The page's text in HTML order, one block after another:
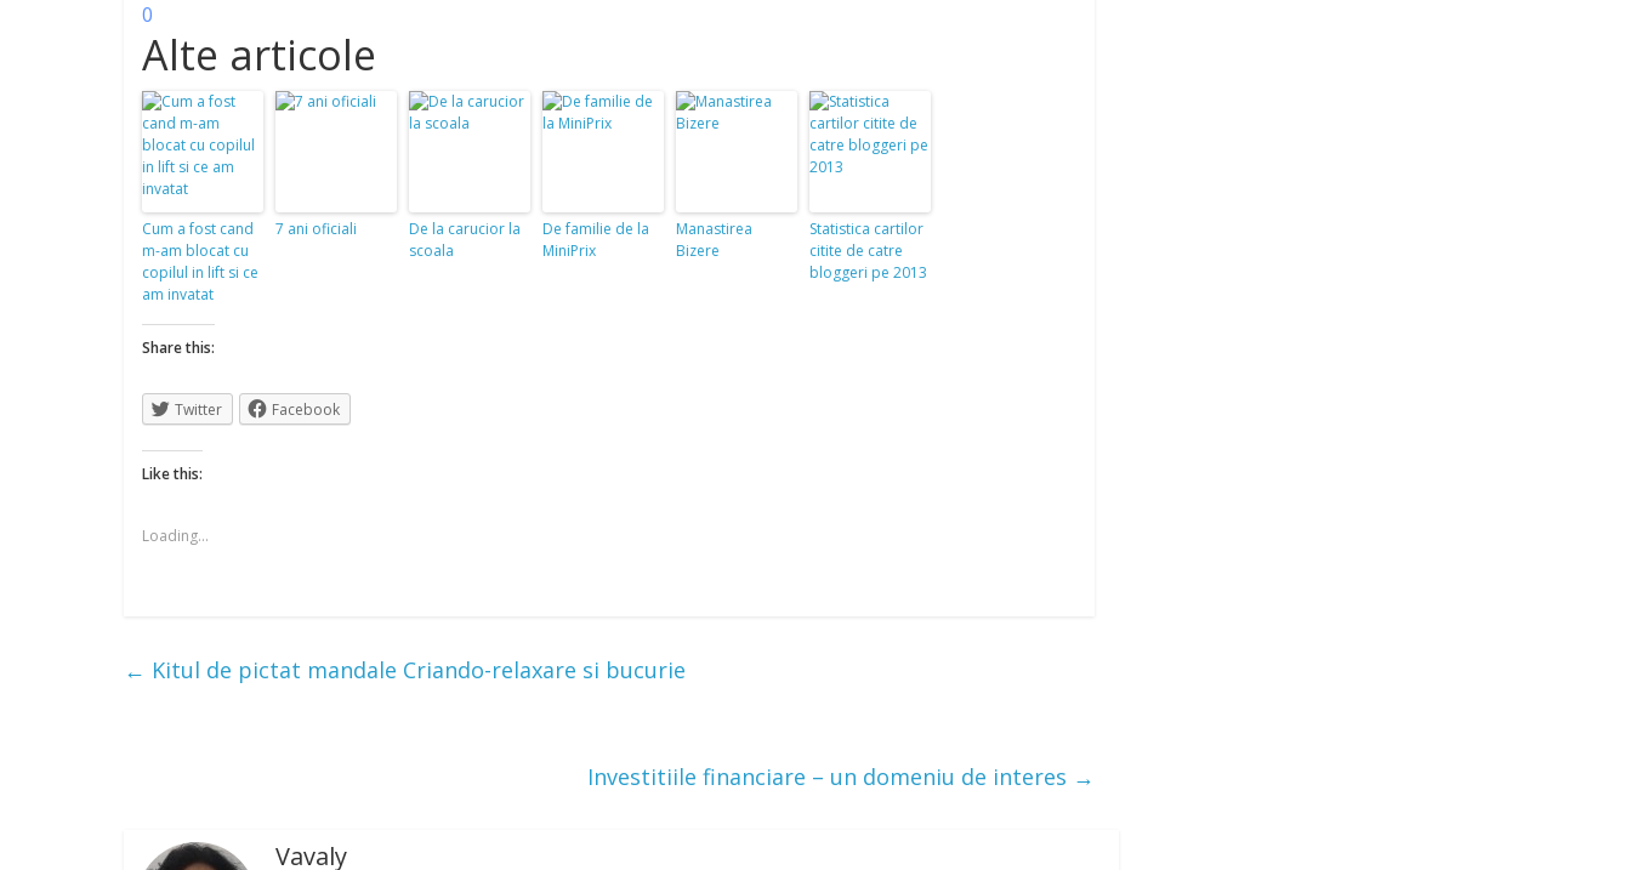
0
Alte articole
Cum a fost cand
m-am blocat cu
copilul in lift si ce
am invatat
7 ani oficiali
De la carucior la
scoala
De familie de la
MiniPrix
Manastirea
Bizere
Statistica cartilor
citite de catre
bloggeri pe 2013
Share this:
Twitter Facebook
Like this:
Loading...
← Kitul de pictat mandale Criando-relaxare si bucurie
Investitiile financiare – un domeniu de interes →
Vavaly